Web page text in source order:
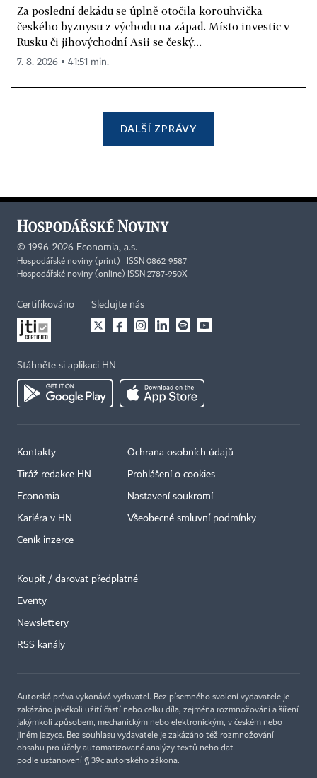
Za poslední dekádu se úplně otočila korouhvička
českého byznysu z východu na západ. Místo investic v
Rusku či jihovýchodní Asii se český...
7. 8. 2026 ▪ 41:51 min.
DALŠÍ ZPRÁVY
© 1996-2026 Economia, a.s.
Hospodářské noviny (print) ISSN 0862-9587
Hospodářské noviny (online) ISSN 2787-950X
Certifikováno Sledujte nás
Stáhněte si aplikaci HN
Kontakty
Tiráž redakce HN
Economia
Kariéra v HN
Ceník inzerce
Ochrana osobních údajů
Prohlášení o cookies
Nastavení soukromí
Všeobecné smluvní podmínky
Koupit / darovat předplatné
Eventy
Newslettery
RSS kanály
Autorská práva vykonává vydavatel. Bez písemného svolení vydavatele je
zakázáno jakékoli užití částí nebo celku díla, zejména rozmnožování a šíření
jakýmkoli způsobem, mechanickým nebo elektronickým, v českém nebo
jiném jazyce. Bez souhlasu vydavatele je zakázáno též rozmnožování
obsahu pro účely automatizované analýzy textů nebo dat
podle ustanovení § 39c autorského zákona.